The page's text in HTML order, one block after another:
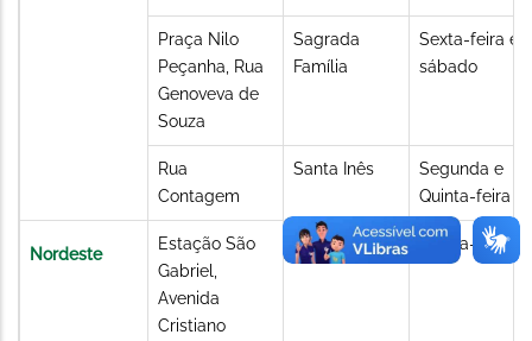
Praça Nilo
Peçanha, Rua
Genoveva de
Souza
Sagrada
Família
Sexta-feira e
sábado
Rua
Contagem
Santa Inês
Segunda e
Quinta-feira
Nordeste
Estação São
Gabriel,
Avenida
Cristiano
São Gabriel Quinta-feira